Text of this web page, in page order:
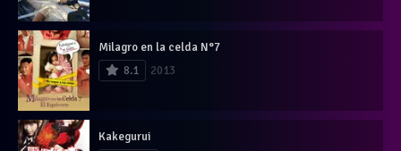
Milagro en la celda N°7
8.1
2013
Kakegurui